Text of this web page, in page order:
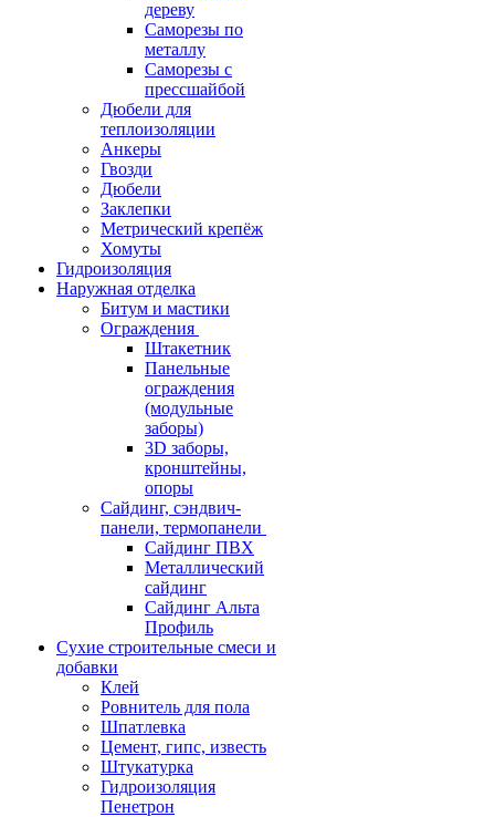
дереву
Саморезы по
металлу
Саморезы с
прессшайбой
Дюбели для
теплоизоляции
Анкеры
Гвозди
Дюбели
Заклепки
Метрический крепёж
Хомуты
Гидроизоляция
Наружная отделка
Битум и мастики
Ограждения
Штакетник
Панельные
ограждения
(модульные
заборы)
3D заборы,
кронштейны,
опоры
Cайдинг, сэндвич-
панели, термопанели
Сайдинг ПВХ
Металлический
сайдинг
Сайдинг Альта
Профиль
Сухие строительные смеси и
добавки
Клей
Ровнитель для пола
Шпатлевка
Цемент, гипс, известь
Штукатурка
Гидроизоляция
Пенетрон